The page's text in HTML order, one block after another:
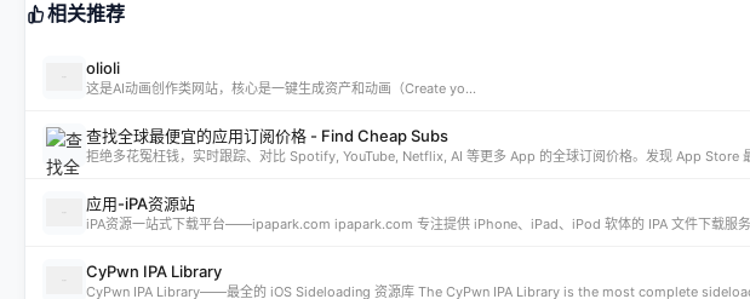
相关推荐
olioli
这是AI动画创作类网站，核心是一键生成资产和动画（Create yo...
查找全球最便宜的应用订阅价格 - Find Cheap Subs
拒绝多花冤枉钱，实时跟踪、对比 Spotify, YouTube, Netflix, AI 等更多 App 的全球订阅价格。发现 App Store
应用-iPA资源站
CyPwn IPA Library